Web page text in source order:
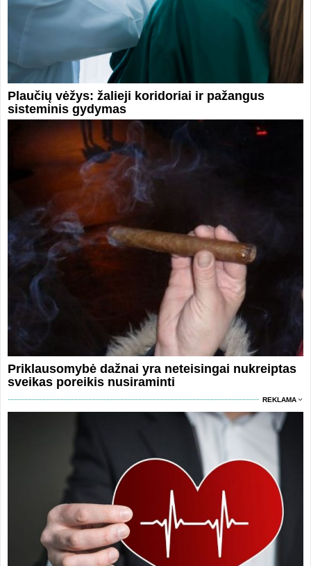
Plaučių vėžys: žalieji koridoriai ir pažangus
sisteminis gydymas
Priklausomybė dažnai yra neteisingai nukreiptas
sveikas poreikis nusiraminti
REKLAMA